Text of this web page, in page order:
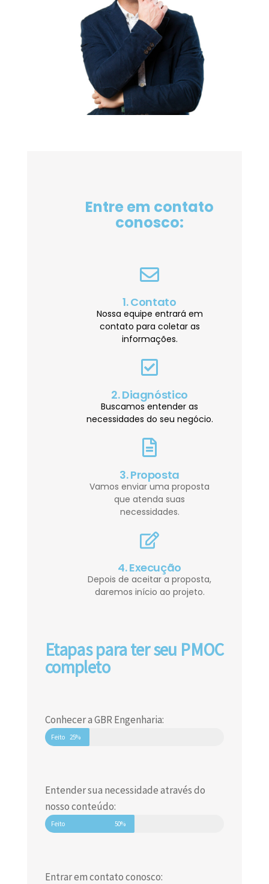
Entre em contato
conosco:
1. Contato
Nossa equipe entrará em
contato para coletar as
informações.
2. Diagnóstico
Buscamos entender as
necessidades do seu negócio.
3. Proposta
Vamos enviar uma proposta
que atenda suas
necessidades.
4. Execução
Depois de aceitar a proposta,
daremos início ao projeto.
Etapas para ter seu PMOC
completo
Conhecer a GBR Engenharia:
Feito 25%
Entender sua necessidade através do
nosso conteúdo:
Feito 50%
Entrar em contato conosco: